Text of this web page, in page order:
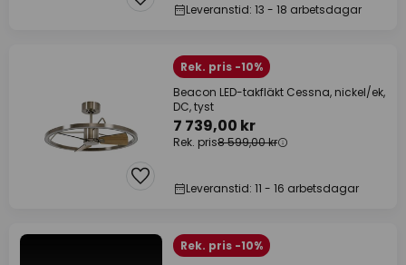
Leveranstid: 13 - 18 arbetsdagar
Rek. pris -10%
Beacon LED-takfläkt Cessna, nickel/ek,
DC, tyst
7 739,00 kr
Rek. pris8 599,00 kr
Leveranstid: 11 - 16 arbetsdagar
Rek. pris -10%